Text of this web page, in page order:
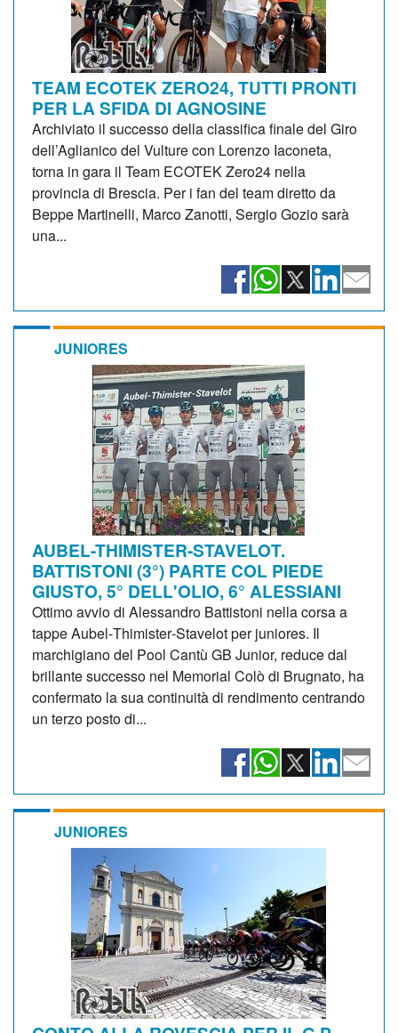
TEAM ECOTEK ZERO24, TUTTI PRONTI
PER LA SFIDA DI AGNOSINE
Archiviato il successo della classifica finale del Giro
dell’Aglianico del Vulture con Lorenzo Iaconeta,
torna in gara il Team ECOTEK Zero24 nella
provincia di Brescia. Per i fan del team diretto da
Beppe Martinelli, Marco Zanotti, Sergio Gozio sarà
una...
JUNIORES
AUBEL-THIMISTER-STAVELOT.
BATTISTONI (3°) PARTE COL PIEDE
GIUSTO, 5° DELL'OLIO, 6° ALESSIANI
Ottimo avvio di Alessandro Battistoni nella corsa a
tappe Aubel‑Thimister‑Stavelot per juniores. Il
marchigiano del Pool Cantù GB Junior, reduce dal
brillante successo nel Memorial Colò di Brugnato, ha
confermato la sua continuità di rendimento centrando
un terzo posto di...
JUNIORES